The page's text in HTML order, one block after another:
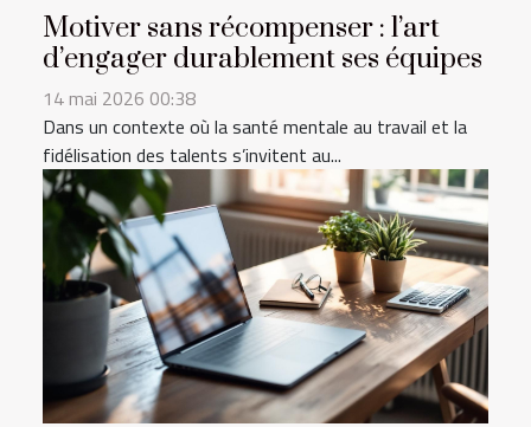
Motiver sans récompenser : l’art
d’engager durablement ses équipes
14 mai 2026 00:38
Dans un contexte où la santé mentale au travail et la
fidélisation des talents s’invitent au...